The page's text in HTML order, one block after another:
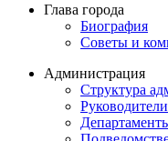
Глава города
Биография
Советы и
Администрация
Структура
Руководители